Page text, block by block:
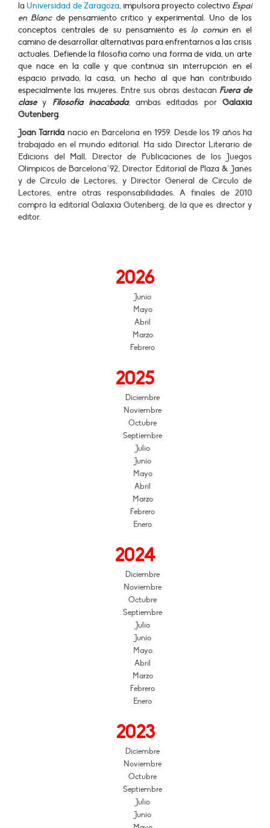
la Universidad de Zaragoza, impulsora proyecto colectivo Espai
en Blanc de pensamiento crítico y experimental. Uno de los
conceptos centrales de su pensamiento es lo común en el
camino de desarrollar alternativas para enfrentarnos a las crisis
actuales. Defiende la filosofía como una forma de vida, un arte
que nace en la calle y que continúa sin interrupción en el
espacio privado, la casa, un hecho al que han contribuido
especialmente las mujeres. Entre sus obras destacan Fuera de
clase y Filosofía inacabada, ambas editadas porGalaxia
Gutenberg.
Joan Tarrida nació en Barcelona en 1959. Desde los 19 años ha
trabajado en el mundo editorial. Ha sido Director Literario de
Edicions del Mall, Director de Publicaciones de los Juegos
Olímpicos de Barcelona’92, Director Editorial de Plaza & Janés
y de Círculo de Lectores, y Director General de Círculo de
Lectores, entre otras responsabilidades. A finales de 2010
compró la editorial Galaxia Gutenberg, de la que es director y
editor.
2026
Junio
Mayo
Abril
Marzo
Febrero
2025
Diciembre
Noviembre
Octubre
Septiembre
Julio
Junio
Mayo
Abril
Marzo
Febrero
Enero
2024
Diciembre
Noviembre
Octubre
Septiembre
Julio
Junio
Mayo
Abril
Marzo
Febrero
Enero
2023
Diciembre
Noviembre
Octubre
Septiembre
Julio
Junio